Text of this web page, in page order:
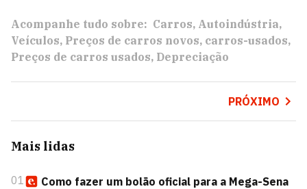
Acompanhe tudo sobre: Carros Autoindústria
Veículos Preços de carros novos carros-usados
Preços de carros usados Depreciação
PRÓXIMO
Mais lidas
01
Como fazer um bolão oficial para a Mega-Sena